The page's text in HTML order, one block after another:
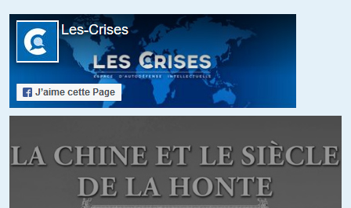
ALERTER
09.07.2020 à 21h03
La différence c’est la partie invisible de l’iceberg…
fanfan//09.07.2020 à 19h01